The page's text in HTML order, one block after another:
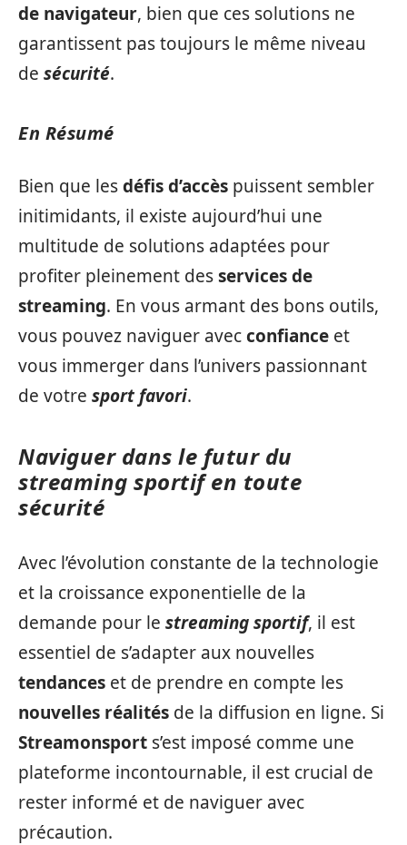
de navigateur, bien que ces solutions ne
garantissent pas toujours le même niveau
de sécurité.
En Résumé
Bien que lesdéfis d’accès puissent sembler
initimidants, il existe aujourd’hui une
multitude de solutions adaptées pour
profiter pleinement desservices de
streaming. En vous armant des bons outils,
vous pouvez naviguer avecconfiance et
vous immerger dans l’univers passionnant
de votre sport favori.
Naviguer dans le futur du
streaming sportif en toute
sécurité
Avec l’évolution constante de la technologie
et la croissance exponentielle de la
demande pour le streaming sportif, il est
essentiel de s’adapter aux nouvelles
tendances et de prendre en compte les
nouvelles réalités de la diffusion en ligne. Si
Streamonsport s’est imposé comme une
plateforme incontournable, il est crucial de
rester informé et de naviguer avec
précaution.